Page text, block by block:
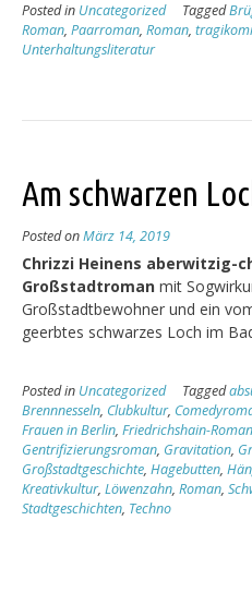
Posted in Uncategorized Tagged
Roman, Paarroman, Roman,
Unterhaltungsliteratur
Am schwarzen
Posted onMärz 14, 2019
Chrizzi Heinens aberwitzig-
Großstadtroman mit
Großstadtbewohner und ein
geerbtes schwarzes Loch im
Posted in Uncategorized Tagged
Brennnesseln, Clubkultur,
Frauen in Berlin, Friedrichshain-Roman
Gentrifizierungsroman, Gravitation,
Großstadtgeschichte, Hagebutten,
Kreativkultur, Löwenzahn, Roman,
Stadtgeschichten, Techno